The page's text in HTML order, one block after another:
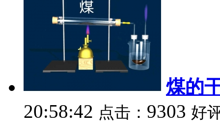
煤的
20:58:42 点击： 9303 好